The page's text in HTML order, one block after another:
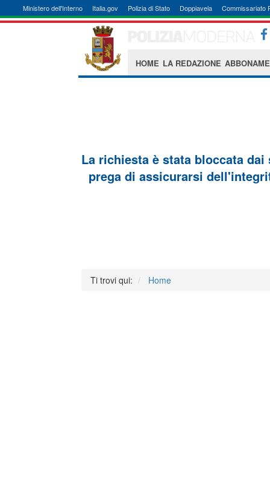
Ministero dell'Interno Italia.gov Polizia di Stato Doppiavela Commissariato
HOME LA REDAZIONE
La richiesta è stata bloccata
prega di assicurarsi
Ti trovi qui: Home